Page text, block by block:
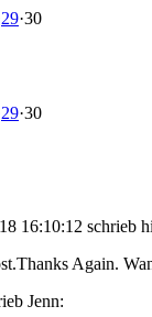
29·30
29·30
16:10:12 schrieb
Again.
Jenn: